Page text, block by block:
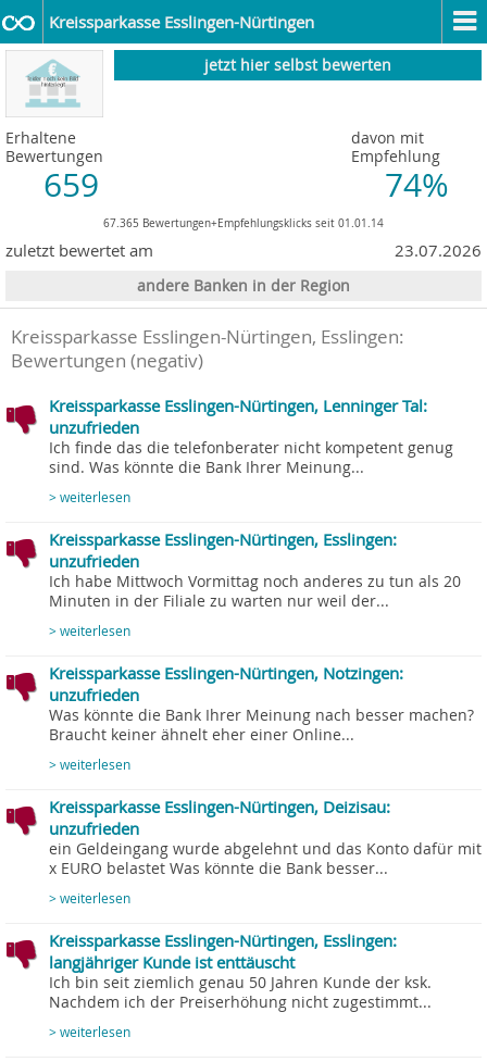
Kreissparkasse Esslingen-Nürtingen
jetzt hier selbst bewerten
Erhaltene
Bewertungen
659
davon mit
Empfehlung
74%
67.365 Bewertungen+Empfehlungsklicks seit 01.01.14
zuletzt bewertet am 23.07.2026
andere Banken in der Region
Kreissparkasse Esslingen-Nürtingen, Esslingen:
Bewertungen (negativ)
Kreissparkasse Esslingen-Nürtingen, Lenninger Tal:
unzufrieden
Ich finde das die telefonberater nicht kompetent genug
sind. Was könnte die Bank Ihrer Meinung...
> weiterlesen
Kreissparkasse Esslingen-Nürtingen, Esslingen:
unzufrieden
Ich habe Mittwoch Vormittag noch anderes zu tun als 20
Minuten in der Filiale zu warten nur weil der...
> weiterlesen
Kreissparkasse Esslingen-Nürtingen, Notzingen:
unzufrieden
Was könnte die Bank Ihrer Meinung nach besser machen?
Braucht keiner ähnelt eher einer Online...
> weiterlesen
Kreissparkasse Esslingen-Nürtingen, Deizisau:
unzufrieden
ein Geldeingang wurde abgelehnt und das Konto dafür mit
x EURO belastet Was könnte die Bank besser...
> weiterlesen
Kreissparkasse Esslingen-Nürtingen, Esslingen:
langjähriger Kunde ist enttäuscht
Ich bin seit ziemlich genau 50 Jahren Kunde der ksk.
Nachdem ich der Preiserhöhung nicht zugestimmt...
> weiterlesen